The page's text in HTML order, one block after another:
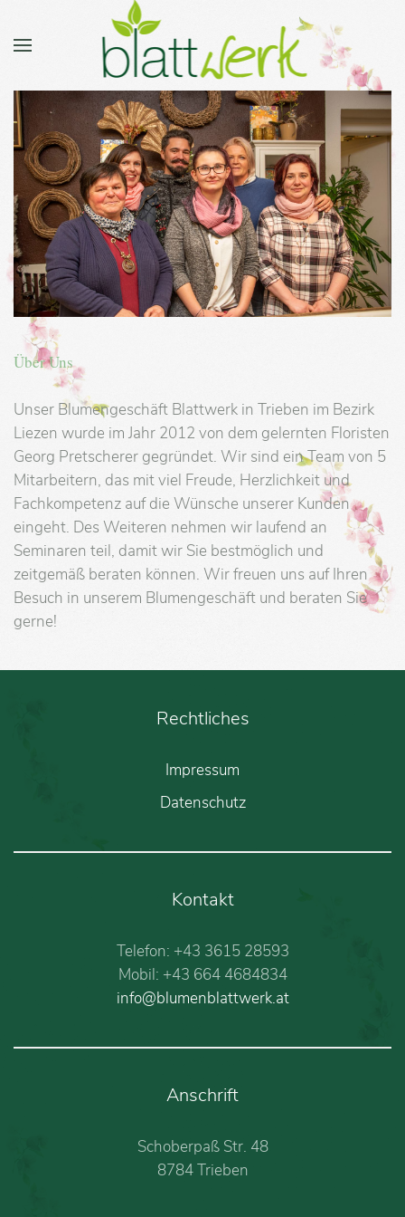
Über Uns
Unser Blumengeschäft Blattwerk in Trieben im Bezirk
Liezen wurde im Jahr 2012 von dem gelernten Floristen
Georg Pretscherer gegründet. Wir sind ein Team von 5
Mitarbeitern, das mit viel Freude, Herzlichkeit und
Fachkompetenz auf die Wünsche unserer Kunden
eingeht. Des Weiteren nehmen wir laufend an
Seminaren teil, damit wir Sie bestmöglich und
zeitgemäß beraten können. Wir freuen uns auf Ihren
Besuch in unserem Blumengeschäft und beraten Sie
gerne!
Rechtliches
Impressum
Datenschutz
Kontakt
Telefon: +43 3615 28593
Mobil: +43 664 4684834
info@blumenblattwerk.at
Anschrift
Schoberpaß Str. 48
8784 Trieben